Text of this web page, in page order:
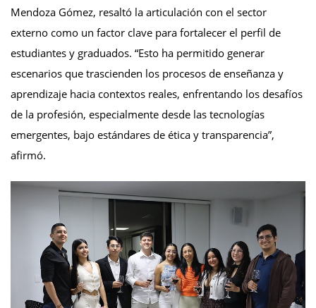
Mendoza Gómez, resaltó la articulación con el sector
externo como un factor clave para fortalecer el perfil de
estudiantes y graduados. “Esto ha permitido generar
escenarios que trascienden los procesos de enseñanza y
aprendizaje hacia contextos reales, enfrentando los desafíos
de la profesión, especialmente desde las tecnologías
emergentes, bajo estándares de ética y transparencia”,
afirmó.